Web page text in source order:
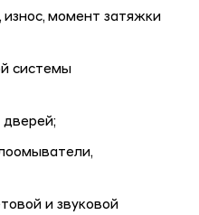
момент затяжки
системы
дверей;
и звуковой